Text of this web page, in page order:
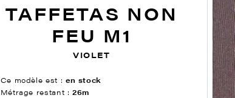
TAFFETAS NON
FEU M1
VIOLET
Ce modèle est : en stock
Métrage restant :26m